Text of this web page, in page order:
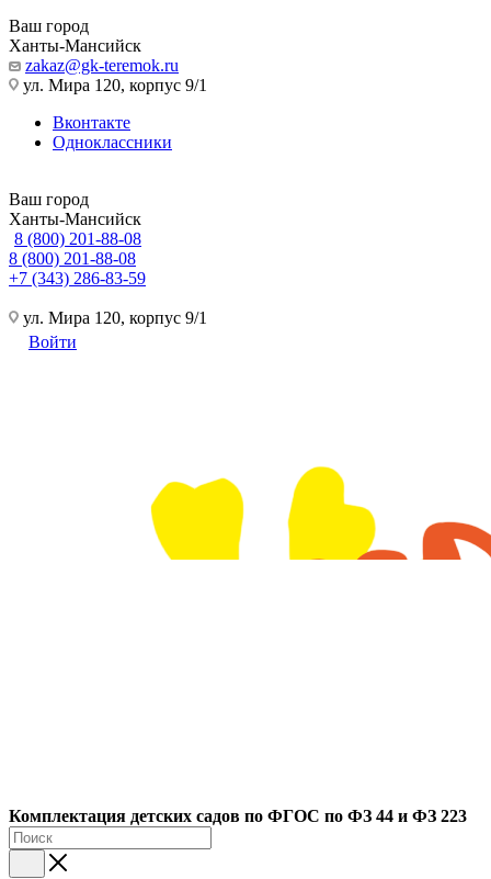
Ваш город
Ханты-Мансийск
zakaz@gk-teremok.ru
ул. Мира 120, корпус 9/1
Вконтакте
Одноклассники
Ваш город
Ханты-Мансийск
8 (800) 201-88-08
8 (800) 201-88-08
+7 (343) 286-83-59
ул. Мира 120, корпус 9/1
Войти
Комплектация детских садов по ФГОC по ФЗ 44 и ФЗ 223